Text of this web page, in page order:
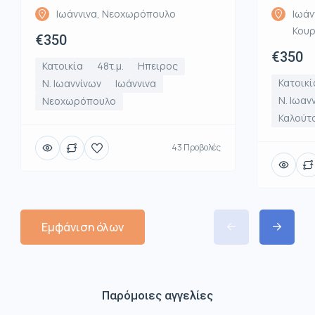
Ιωάννινα, Νεοχωρόπουλο
€350
Κατοικία 48τ.μ.
Ηπειρος
Ν. Ιωαννίνων
Ιωάννινα
Νεοχωρόπουλο
43 Προβολές
€350
Ν.
Εμφάνιση όλων
Παρόμοιες αγγελίες